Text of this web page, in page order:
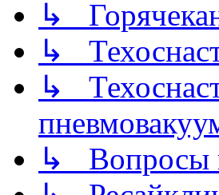
↳
↳
↳
↳ Вопросы